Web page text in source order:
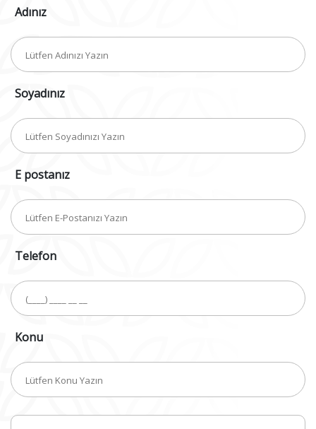
Adınız
Soyadınız
E postanız
Telefon
Konu